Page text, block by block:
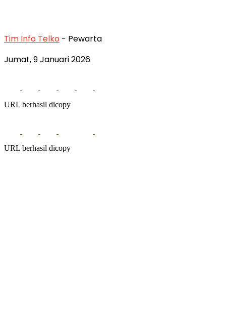
Tim Info Telko - Pewarta
Jumat, 9 Januari 2026
URL berhasil dicopy
URL berhasil dicopy